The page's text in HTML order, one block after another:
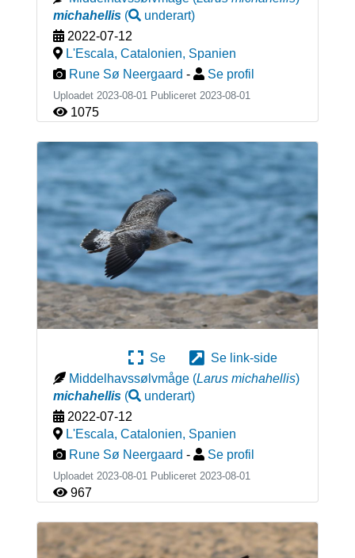
michahellis( underart)
2022-07-12
L'Escala, Catalonien, Spanien
Rune Sø Neergaard - Se profil
Uploadet 2023-08-01 Publiceret 2023-08-01
1075
Se
Se link-side
Middelhavssølvmåge (Larus michahellis)
michahellis( underart)
2022-07-12
L'Escala, Catalonien, Spanien
Rune Sø Neergaard - Se profil
Uploadet 2023-08-01 Publiceret 2023-08-01
967